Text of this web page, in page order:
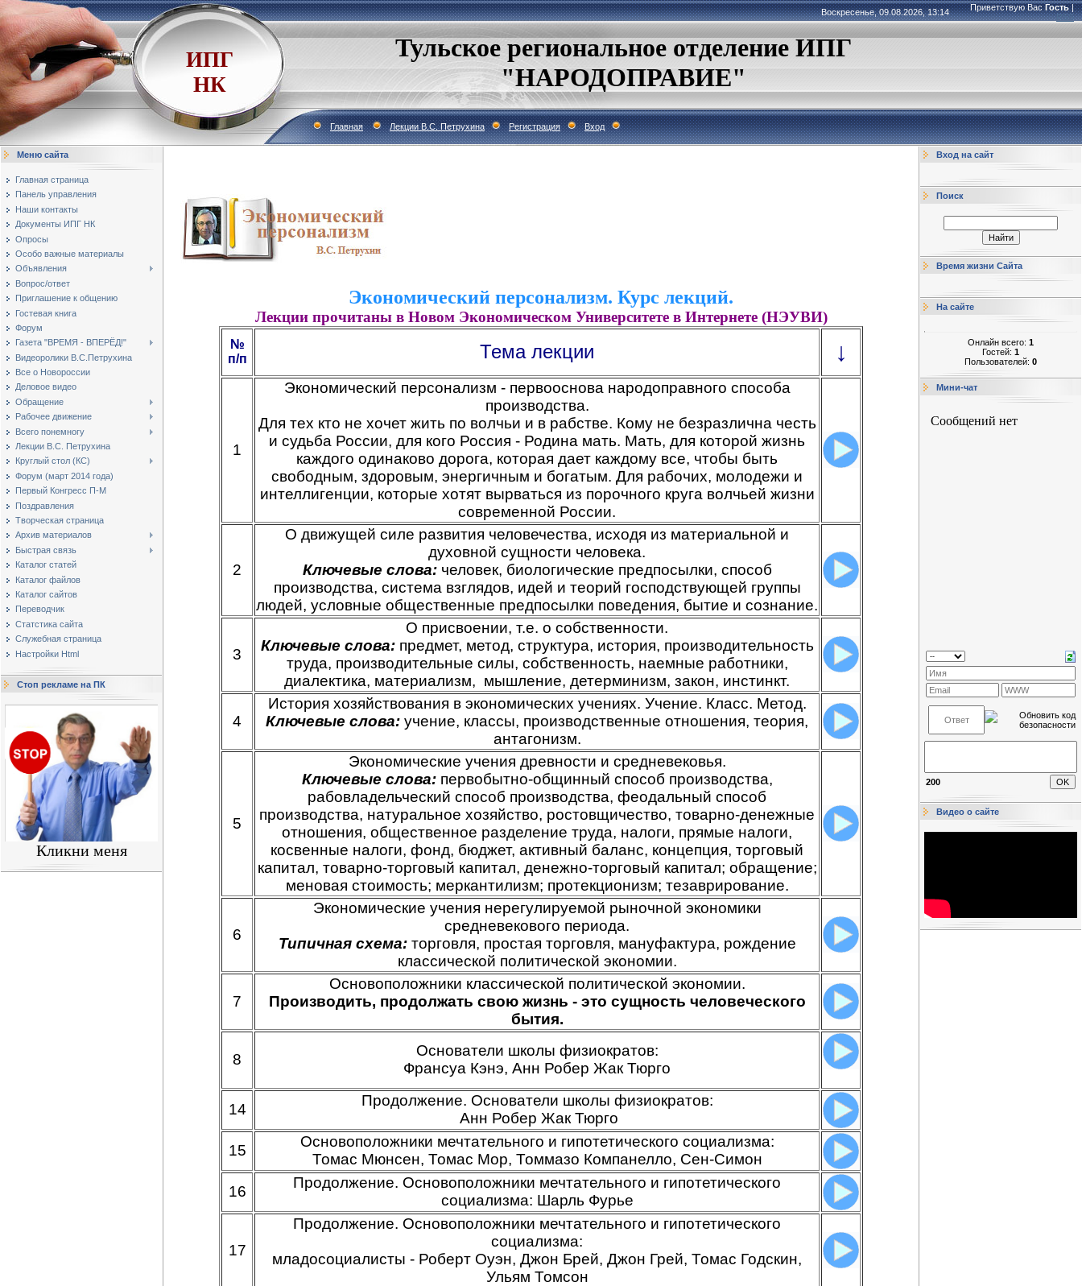
ИПГ
НК
Воскресенье, 09.08.2026, 13:14 Приветствую Вас Гость|
RSS
Тульское региональное отделение ИПГ
"НАРОДОПРАВИЕ"
Главная Лекции В.С. Петрухина Регистрация Вход
Меню сайта
Главная страница
Панель управления
Наши контакты
Документы ИПГ НК
Опросы
Особо важные материалы
Объявления
Вопрос/ответ
Приглашение к общению
Гостевая книга
Форум
Газета "ВРЕМЯ - ВПЕРЁД!"
Видеоролики В.С.Петрухина
Все о Новороссии
Деловое видео
Обращение
Рабочее движение
Всего понемногу
Лекции В.С. Петрухина
Круглый стол (КС)
Форум (март 2014 года)
Первый Конгресс П-М
Поздравления
Творческая страница
Архив материалов
Быстрая связь
Каталог статей
Каталог файлов
Каталог сайтов
Переводчик
Статстика сайта
Служебная страница
Настройки Html
Стоп рекламе на ПК
Кликни меня
Экономический персонализм. Курс лекций.
Лекции прочитаны в Новом Экономическом Университете в Интернете (НЭУВИ)
№
п/п
Тема лекции ↓
1
Экономический персонализм - первооснова народоправного способа
производства.
Для тех кто не хочет жить по волчьи и в рабстве. Кому не безразлична честь
и судьба России, для кого Россия - Родина мать. Мать, для которой жизнь
каждого одинаково дорога, которая дает каждому все, чтобы быть
свободным, здоровым, энергичным и богатым. Для рабочих, молодежи и
интеллигенции, которые хотят вырваться из порочного круга волчьей жизни
современной России.
2
О движущей силе развития человечества, исходя из материальной и
духовной сущности человека.
Ключевые слова:человек, биологические предпосылки, способ
производства, система взглядов, идей и теорий господствующей группы
людей, условные общественные предпосылки поведения, бытие и сознание.
3
О присвоении, т.е. о собственности.
Ключевые слова: предмет, метод, структура, история, производительность
труда, производительные силы, собственность, наемные работники,
диалектика, материализм, мышление, детерминизм, закон, инстинкт.
4
История хозяйствования в экономических учениях. Учение. Класс. Метод.
Ключевые слова: учение, классы, производственные отношения, теория,
антагонизм.
5
Экономические учения древности и средневековья.
Ключевые слова:первобытно-общинный способ производства,
рабовладельческий способ производства, феодальный способ
производства, натуральное хозяйство, ростовщичество, товарно-денежные
отношения, общественное разделение труда, налоги, прямые налоги,
косвенные налоги, фонд, бюджет, активный баланс, концепция, торговый
капитал, товарно-торговый капитал, денежно-торговый капитал; обращение;
меновая стоимость; меркантилизм; протекционизм; тезаврирование.
6
Экономические учения нерегулируемой рыночной экономики
средневекового периода.
Типичная схема:торговля, простая торговля, мануфактура, рождение
классической политической экономии.
7
Основоположники классической политической экономии.
Производить, продолжать свою жизнь - это сущность человеческого
бытия.
8
Основатели школы физиократов:
Франсуа Кэнэ, Анн Робер Жак Тюрго
14
Продолжение. Основатели школы физиократов:
Анн Робер Жак Тюрго
15
Основоположники мечтательного и гипотетического социализма:
Томас Мюнсен, Томас Мор, Томмазо Компанелло, Сен-Симон
16
Продолжение. Основоположники мечтательного и гипотетического
социализма: Шарль Фурье
17
Продолжение. Основоположники мечтательного и гипотетического
социализма:
младосоциалисты - Роберт Оуэн, Джон Брей, Джон Грей, Томас Годскин,
Ульям Томсон
Вход на сайт
Поиск
Время жизни Сайта
На сайте
Онлайн всего: 1
Гостей: 1
Пользователей: 0
Мини-чат
200
Видео о сайте